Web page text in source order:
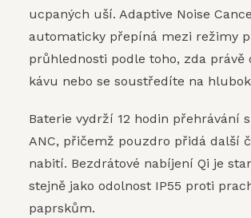
ucpaných uší. Adaptive Noise
automaticky přepíná mezi režimy
průhlednosti podle toho, zda právě
kávu nebo se soustředíte na
Baterie vydrží 12 hodin přehrávání
ANC, přičemž pouzdro přidá další
nabití. Bezdrátové nabíjení Qi je
stejně jako odolnost IP55 proti
paprskům.